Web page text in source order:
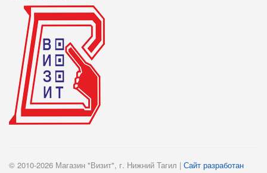
© 2010-2026 Магазин "Визит", г. Нижний Тагил | Сайт разработан